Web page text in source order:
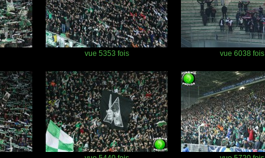
vue 5353 fois vue 6038 fois